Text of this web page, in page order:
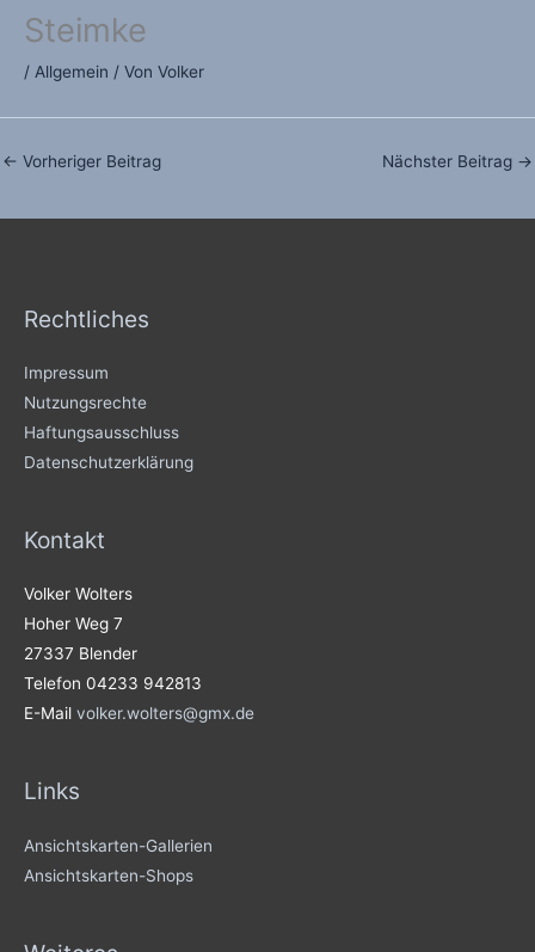
Steimke
/ Allgemein / Von Volker
← Vorheriger Beitrag Nächster Beitrag →
Rechtliches
Impressum
Nutzungsrechte
Haftungsausschluss
Datenschutzerklärung
Kontakt
Volker Wolters
Hoher Weg 7
27337 Blender
Telefon 04233 942813
E-Mail volker.wolters@gmx.de
Links
Ansichtskarten-Gallerien
Ansichtskarten-Shops